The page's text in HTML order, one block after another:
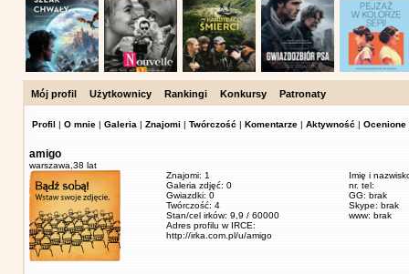
Mój profil Użytkownicy Rankingi Konkursy Patronaty
Profil | O mnie | Galeria | Znajomi | Twórczość | Komentarze | Aktywność | Ocenione
amigo
warszawa, 38 lat
Znajomi: 1
Galeria zdjęć: 0
Gwiazdki: 0
Twórczość: 4
Stan/cel irków: 9,9 / 60000
Adres profilu w IRCE:
http://irka.com.pl/u/amigo
Imię i
nr. tel:
GG: brak
Skype: brak
www: brak